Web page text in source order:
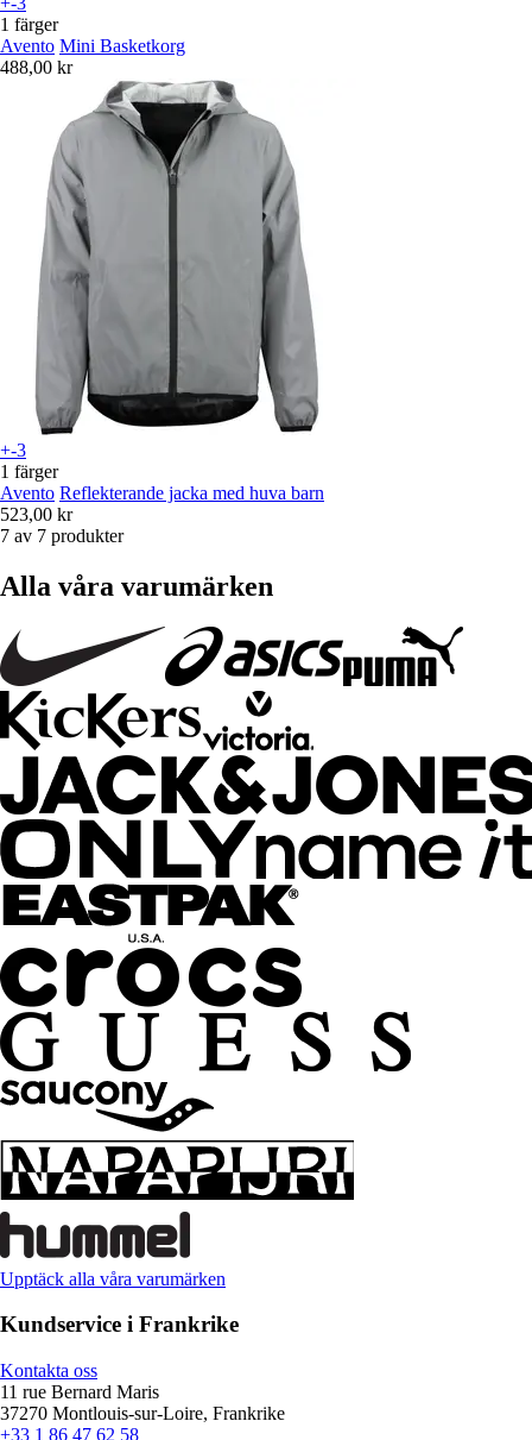
1 färger
Avento Mini Basketkorg
488,00 kr
+-3
1 färger
Avento Reflekterande jacka med huva barn
523,00 kr
7 av 7 produkter
Alla våra varumärken
Upptäck alla våra varumärken
Kundservice i Frankrike
Kontakta oss
11 rue Bernard Maris
37270 Montlouis-sur-Loire, Frankrike
+33 1 86 47 62 58